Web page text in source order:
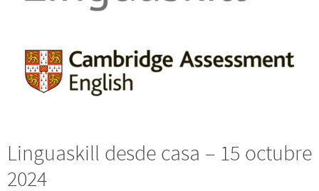
Linguaskill desde casa – 15 octubre
2024